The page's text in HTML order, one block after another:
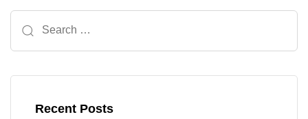
Recent Posts